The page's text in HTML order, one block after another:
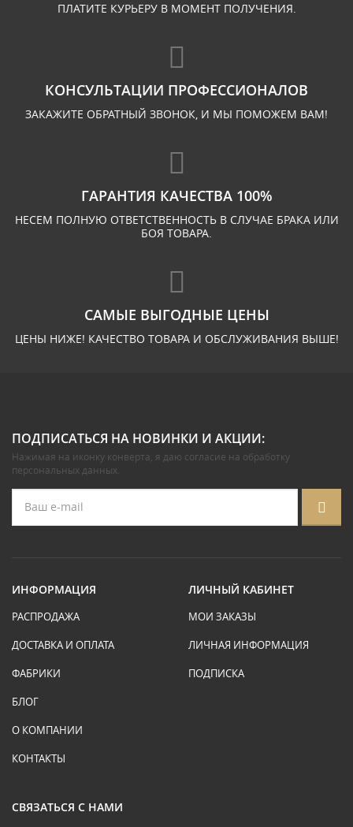
ПЛАТИТЕ КУРЬЕРУ В МОМЕНТ ПОЛУЧЕНИЯ.
КОНСУЛЬТАЦИИ ПРОФЕССИОНАЛОВ
ЗАКАЖИТЕ ОБРАТНЫЙ ЗВОНОК, И МЫ ПОМОЖЕМ ВАМ!
ГАРАНТИЯ КАЧЕСТВА 100%
НЕСЕМ ПОЛНУЮ ОТВЕТСТВЕННОСТЬ В СЛУЧАЕ БРАКА ИЛИ
БОЯ ТОВАРА.
САМЫЕ ВЫГОДНЫЕ ЦЕНЫ
ЦЕНЫ НИЖЕ! КАЧЕСТВО ТОВАРА И ОБСЛУЖИВАНИЯ ВЫШЕ!
ПОДПИСАТЬСЯ НА НОВИНКИ И АКЦИИ:
Нажимая на иконку конверта, я даю согласие на обработку
персональных данных.
ИНФОРМАЦИЯ
РАСПРОДАЖА
ДОСТАВКА И ОПЛАТА
ФАБРИКИ
БЛОГ
О КОМПАНИИ
КОНТАКТЫ
ЛИЧНЫЙ КАБИНЕТ
МОИ ЗАКАЗЫ
ЛИЧНАЯ ИНФОРМАЦИЯ
ПОДПИСКА
СВЯЗАТЬСЯ С НАМИ